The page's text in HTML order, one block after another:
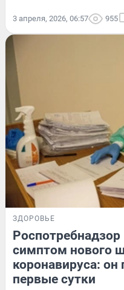
3 апреля, 2026, 06:57 955
ЗДОРОВЬЕ
симптом нового
коронавируса:
первые сутки